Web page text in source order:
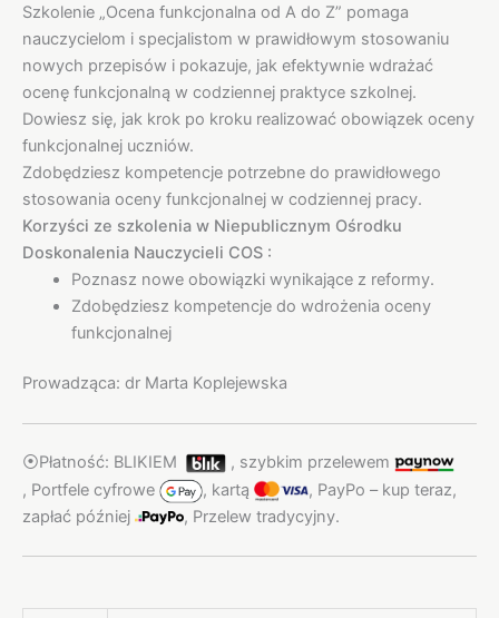
Szkolenie „Ocena funkcjonalna od A do Z” pomaga
nauczycielom i specjalistom w prawidłowym stosowaniu
nowych przepisów i pokazuje, jak efektywnie wdrażać
ocenę funkcjonalną w codziennej praktyce szkolnej.
Dowiesz się, jak krok po kroku realizować obowiązek oceny
funkcjonalnej uczniów.
Zdobędziesz kompetencje potrzebne do prawidłowego
stosowania oceny funkcjonalnej w codziennej pracy.
Korzyści ze szkolenia w Niepublicznym Ośrodku
Doskonalenia Nauczycieli COS :
Poznasz nowe obowiązki wynikające z reformy.
Zdobędziesz kompetencje do wdrożenia oceny
funkcjonalnej
Prowadząca: dr Marta Koplejewska
⦿Płatność: BLIKIEM , szybkim przelewem
, Portfele cyfrowe , kartą , PayPo – kup teraz,
zapłać później
, Przelew tradycyjny.